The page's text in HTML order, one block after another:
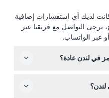
لديك أي استفسارات إضافية
يرجى التواصل مع فريقنا عبر
عبر الواتساب.
في لندن عادة؟
يعتمد على المشغل والموسم،
لندن؟